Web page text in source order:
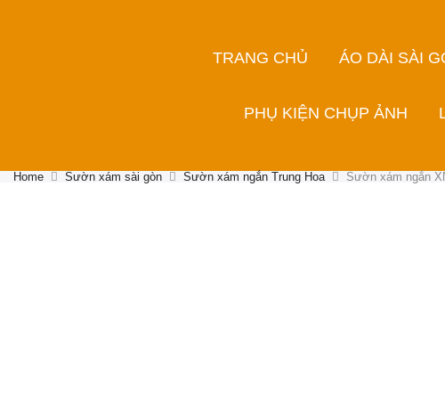
TRANG CHỦ ÁO DÀI SÀI
PHỤ KIỆN CHỤP ẢNH
Home Sườn xám sài gòn Sườn xám ngắn Trung Hoa Sườn xám ngắn